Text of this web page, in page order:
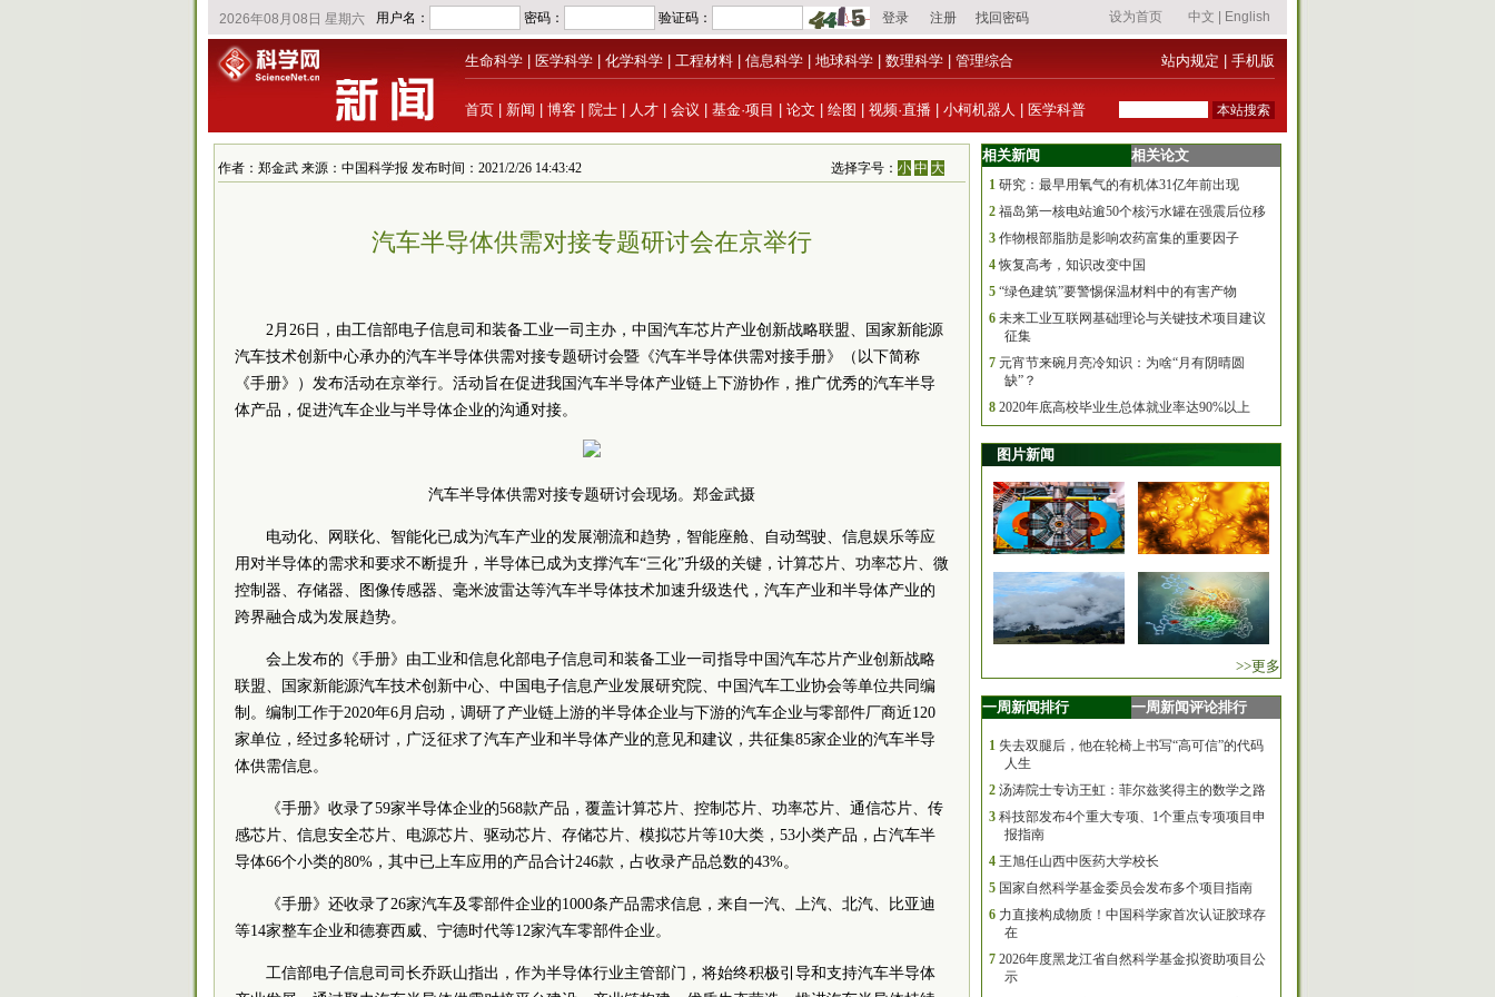
生命科学 医学科学 化学科学 工程材料 信息科学 地球科学 数理科学 管理综合 站内规定 手机版
首页 新闻 博客 院士 人才 会议 基金·项目 论文 绘图 视频·直播 小柯机器人 医学科普
作者：郑金武 来源：中国科学报 发布时间：2021/2/26 14:43:42 选择字号：小 中 大
汽车半导体供需对接专题研讨会在京举行
2月26日，由工信部电子信息司和装备工业一司主办，中国汽车芯片产业创新战略联盟、国家新能源
汽车技术创新中心承办的汽车半导体供需对接专题研讨会暨《汽车半导体供需对接手册》（以下简称
《手册》）发布活动在京举行。活动旨在促进我国汽车半导体产业链上下游协作，推广优秀的汽车半导
体产品，促进汽车企业与半导体企业的沟通对接。
汽车半导体供需对接专题研讨会现场。郑金武摄
电动化、网联化、智能化已成为汽车产业的发展潮流和趋势，智能座舱、自动驾驶、信息娱乐等应
用对半导体的需求和要求不断提升，半导体已成为支撑汽车“三化”升级的关键，计算芯片、功率芯片、微
控制器、存储器、图像传感器、毫米波雷达等汽车半导体技术加速升级迭代，汽车产业和半导体产业的
跨界融合成为发展趋势。
会上发布的《手册》由工业和信息化部电子信息司和装备工业一司指导中国汽车芯片产业创新战略
联盟、国家新能源汽车技术创新中心、中国电子信息产业发展研究院、中国汽车工业协会等单位共同编
制。编制工作于2020年6月启动，调研了产业链上游的半导体企业与下游的汽车企业与零部件厂商近120
家单位，经过多轮研讨，广泛征求了汽车产业和半导体产业的意见和建议，共征集85家企业的汽车半导
体供需信息。
《手册》收录了59家半导体企业的568款产品，覆盖计算芯片、控制芯片、功率芯片、通信芯片、传
感芯片、信息安全芯片、电源芯片、驱动芯片、存储芯片、模拟芯片等10大类，53小类产品，占汽车半
导体66个小类的80%，其中已上车应用的产品合计246款，占收录产品总数的43%。
《手册》还收录了26家汽车及零部件企业的1000条产品需求信息，来自一汽、上汽、北汽、比亚迪
等14家整车企业和德赛西威、宁德时代等12家汽车零部件企业。
工信部电子信息司司长乔跃山指出，作为半导体行业主管部门，将始终积极引导和支持汽车半导体
相关新闻 相关论文
1 研究：最早用氧气的有机体31亿年前出现
2 福岛第一核电站逾50个核污水罐在强震后位移
3 作物根部脂肪是影响农药富集的重要因子
4 恢复高考，知识改变中国
5 “绿色建筑”要警惕保温材料中的有害产物
6 未来工业互联网基础理论与关键技术项目建议
征集
7 元宵节来碗月亮冷知识：为啥“月有阴晴圆
缺”？
8 2020年底高校毕业生总体就业率达90%以上
图片新闻
>>更多
一周新闻排行 一周新闻评论排行
1 失去双腿后，他在轮椅上书写“高可信”的代码
人生
2 汤涛院士专访王虹：菲尔兹奖得主的数学之路
3 科技部发布4个重大专项、1个重点专项项目申
报指南
4 王旭任山西中医药大学校长
5 国家自然科学基金委员会发布多个项目指南
6 力直接构成物质！中国科学家首次认证胶球存
在
7 2026年度黑龙江省自然科学基金拟资助项目公
示